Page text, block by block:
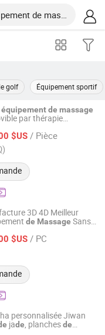
golf Équipement sportif
équipementde massage
par thérapie
$US / Pièce
Co., Ltd.
2020
3D 4D Meilleur
de Massage Sans
$US / PC
Ltd.
personnalisée Jiwan
jade, planchesde